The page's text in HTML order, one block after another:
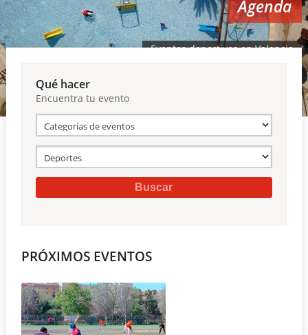
Comunicación ▼
Valencia en deporte ▼
Reservas
Agenda
Eventos deportivos en Valencia
Qué hacer
Encuentra tu evento
PRÓXIMOS EVENTOS